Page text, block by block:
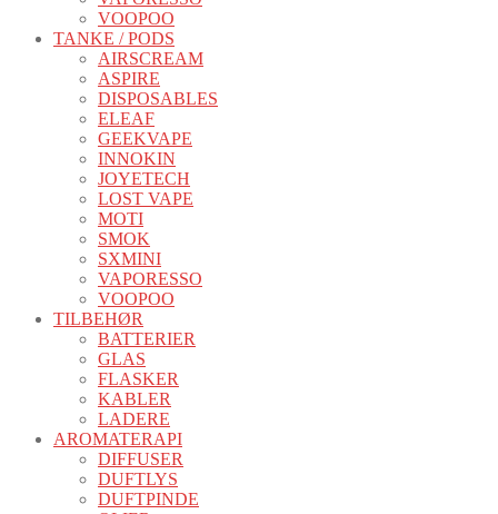
VOOPOO
TANKE / PODS
AIRSCREAM
ASPIRE
DISPOSABLES
ELEAF
GEEKVAPE
INNOKIN
JOYETECH
LOST VAPE
MOTI
SMOK
SXMINI
VAPORESSO
VOOPOO
TILBEHØR
BATTERIER
GLAS
FLASKER
KABLER
LADERE
AROMATERAPI
DIFFUSER
DUFTLYS
DUFTPINDE